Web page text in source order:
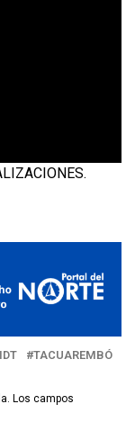
IDT TACUAREMBÓ
Los campos